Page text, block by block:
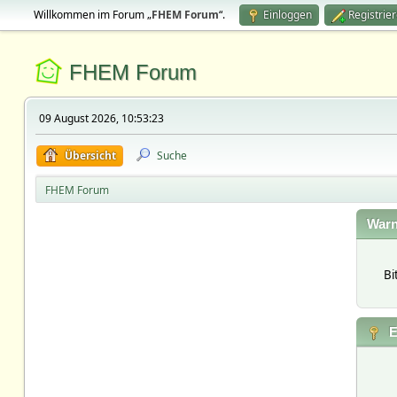
Willkommen im Forum „FHEM Forum“. Einloggen
FHEM Forum
09 August 2026, 10:53:23
Übersicht Suche
FHEM Forum